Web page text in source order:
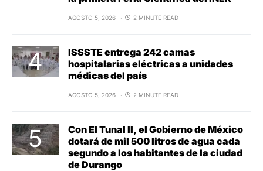
AGOSTO 5, 2026 2 MINUTE READ
ISSSTE entrega 242 camas
hospitalarias eléctricas a unidades
médicas del país
AGOSTO 5, 2026 2 MINUTE READ
Con El Tunal II, el Gobierno de México
dotará de mil 500 litros de agua cada
segundo a los habitantes de la ciudad
de Durango